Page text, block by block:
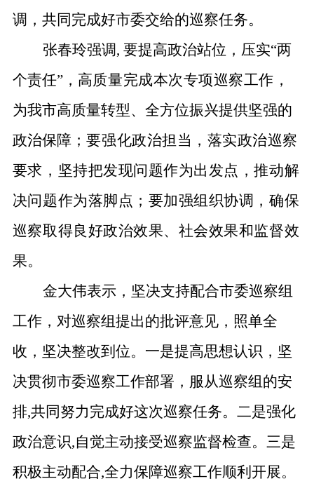
调，共同完成好市委交给的巡察任务。
张春玲强调, 要提高政治站位，压实“两
个责任”， 高质量完成本次专项巡察工作，
为我市高质量转型、全方位振兴提供坚强的
政治保障；要强化政治担当，落实政治巡察
要求 ， 坚持把发现问题作为出发点，推动解
决问题作为落脚点 ； 要加强组织协调，确保
巡察取得良好政治效果、社会效果和监督效
果。
金大伟表示，坚决支持配合市委巡察组
工作，对巡察组提出的批评意见，照单全
收，坚决整改到位。一是提高思想认识，坚
决贯彻市委巡察工作部署，服从巡察组的安
排,共同努力完成好这次巡察任务。二是强化
政治意识,自觉主动接受巡察监督检查。三是
积极主动配合,全力保障巡察工作顺利开展。